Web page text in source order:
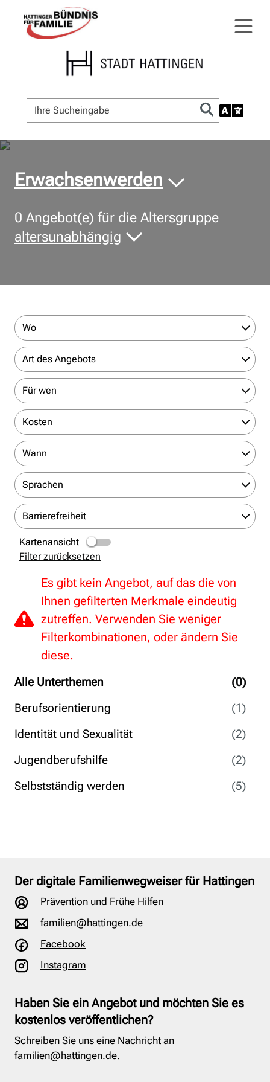
© Bildnachweis
Erwachsenwerden
0 Angebot(e) für die Altersgruppe
altersunabhängig
Alle Unterthemen
(0)
Berufsorientierung
(1)
Identität und Sexualität
(2)
Jugendberufshilfe
(2)
Selbstständig werden
(5)
Wo
Art des Angebots
Für wen
Kosten
Wann
Sprachen
Barrierefreiheit
Kartenansicht
Filter zurücksetzen
Es gibt kein Angebot, auf das die von
Ihnen gefilterten Merkmale eindeutig
zutreffen. Verwenden Sie weniger
Filterkombinationen, oder ändern Sie
diese.
Der digitale Familienwegweiser für Hattingen
Prävention und Frühe Hilfen
familien@hattingen.de
Facebook
Instagram
Haben Sie ein Angebot und möchten Sie es
kostenlos veröffentlichen?
Schreiben Sie uns eine Nachricht an
familien@hattingen.de.